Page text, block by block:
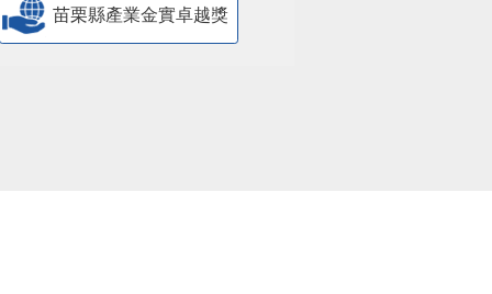
苗栗縣產業金實卓越獎